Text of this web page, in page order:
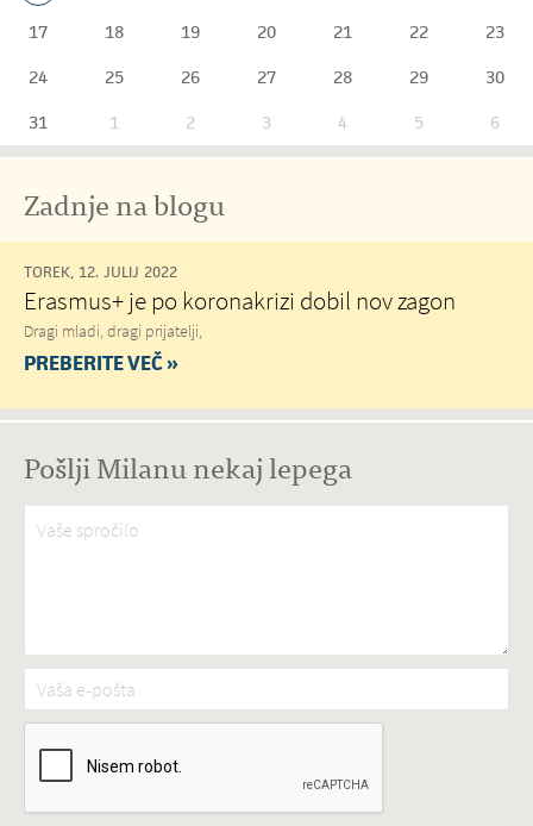
17
18 19 20 21 22
23
24
25 26 27 28 29
30
31
1 2 3 4 5 6
Zadnje na blogu
TOREK, 12. JULIJ 2022
Erasmus+ je po koronakrizi dobil nov zagon
Dragi mladi, dragi prijatelji,
PREBERITE VEČ »
Pošlji Milanu nekaj lepega
Vaše spročilo*
Vaša e-pošta*